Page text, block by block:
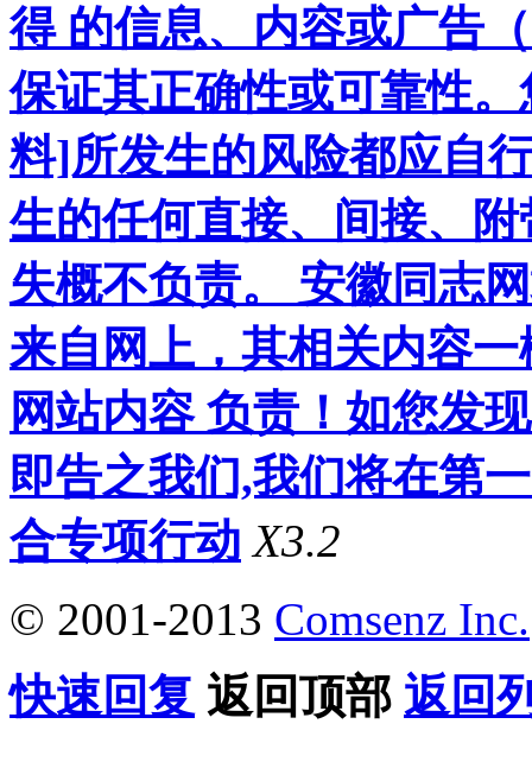
得 的信息、内容或广告
保证其正确性或可靠性
料]所发生的风险都应自
生的任何直接、间接、
失概不负责。 安徽同志
来自网上，其相关内容
网站内容 负责！如您发
即告之我们,我们将在第
合专项行动 X3.2
© 2001-2013 Comsenz Inc.
快速回复 返回顶部 返回